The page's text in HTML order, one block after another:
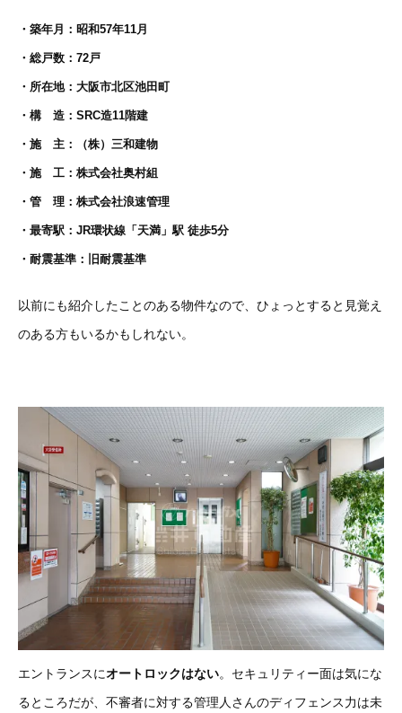
・築年月：昭和57年11月
・総戸数：72戸
・所在地：大阪市北区池田町
・構 造：SRC造11階建
・施 主：（株）三和建物
・施 工：株式会社奥村組
・管 理：株式会社浪速管理
・最寄駅：JR環状線「天満」駅 徒歩5分
・耐震基準：旧耐震基準
以前にも紹介したことのある物件なので、ひょっとすると見覚え
のある方もいるかもしれない。
エントランスにオートロックはない。セキュリティー面は気にな
るところだが、不審者に対する管理人さんのディフェンス力は未